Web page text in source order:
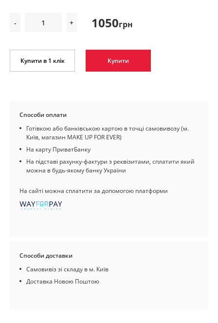
- + 1050грн
Купити в 1 клік Купити
Способи оплати
Готівкою або банківською картою в точці самовивозу (м.
Київ, магазин MAKE UP FOR EVER)
На карту ПриватБанку
На підставі рахунку-фактури з реквізитами, сплатити який
можна в будь-якому банку України
На сайті можна сплатити за допомогою платформи
Способи доставки
Самовивіз зі складу в м. Київ
Доставка Новою Поштою